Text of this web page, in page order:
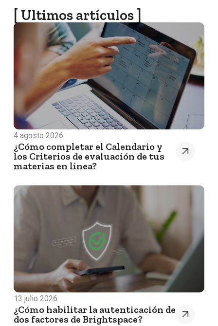
[ Ultimos artículos ]
4 agosto 2026
¿Cómo completar el Calendario y
los Criterios de evaluación de tus
materias en línea?
13 julio 2026
¿Cómo habilitar la autenticación de
dos factores de Brightspace?